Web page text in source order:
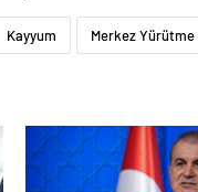
Kayyum Merkez Yürütme